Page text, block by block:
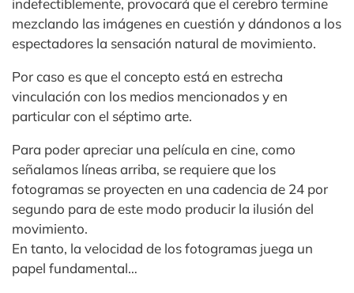
indefectiblemente, provocará que el cerebro termine
mezclando las imágenes en cuestión y dándonos a los
espectadores la sensación natural de movimiento.
Por caso es que el concepto está en estrecha
vinculación con los medios mencionados y en
particular con el séptimo arte.
Para poder apreciar una película en cine, como
señalamos líneas arriba, se requiere que los
fotogramas se proyecten en una cadencia de 24 por
segundo para de este modo producir la ilusión del
movimiento.
En tanto, la velocidad de los fotogramas juega un
papel fundamental…